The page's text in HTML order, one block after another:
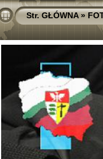
Str. GŁÓWNA»